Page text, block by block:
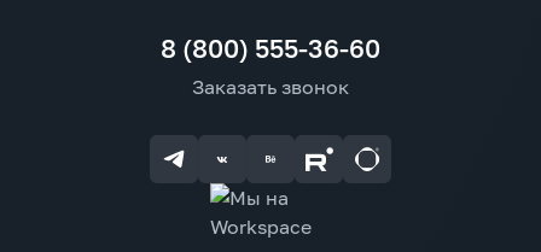
8 (800) 555-36-60
Заказать звонок